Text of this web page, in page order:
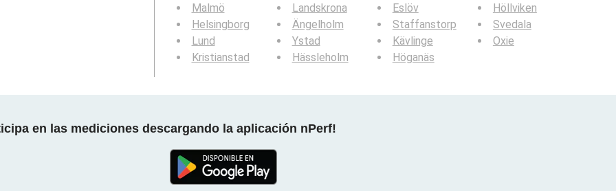
Malmö
Helsingborg
Lund
Kristianstad
Landskrona
Ängelholm
Ystad
Hässleholm
Eslöv
Staffanstorp
Kävlinge
Höganäs
Höllviken
Svedala
Oxie
en las mediciones descargando la aplicación nPerf!